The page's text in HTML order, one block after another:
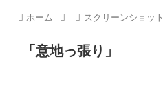
ホーム スクリーンショット
「意地っ張り」